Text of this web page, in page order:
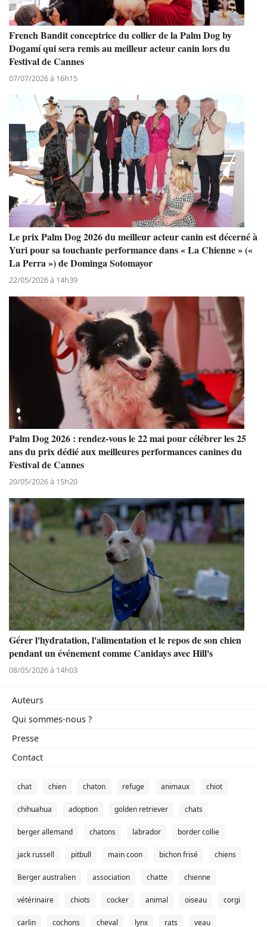
French Bandit conceptrice du collier de la Palm Dog by
Dogamí qui sera remis au meilleur acteur canin lors du
Festival de Cannes
07/07/2026 à 16h15
Le prix Palm Dog 2026 du meilleur acteur canin est décerné à
Yuri pour sa touchante performance dans « La Chienne » («
La Perra ») de Dominga Sotomayor
22/05/2026 à 14h39
Palm Dog 2026 : rendez-vous le 22 mai pour célébrer les 25
ans du prix dédié aux meilleures performances canines du
Festival de Cannes
20/05/2026 à 15h20
Gérer l'hydratation, l'alimentation et le repos de son chien
pendant un événement comme Canidays avec Hill's
08/05/2026 à 14h03
Auteurs
Qui sommes-nous ?
Presse
Contact
chat chien chaton refuge animaux chiot
chihuahua adoption golden retriever chats
berger allemand chatons labrador border collie
jack russell pitbull main coon bichon frisé chiens
Berger australien association chatte chienne
vétérinaire chiots cocker animal oiseau corgi
carlin cochons cheval lynx rats veau